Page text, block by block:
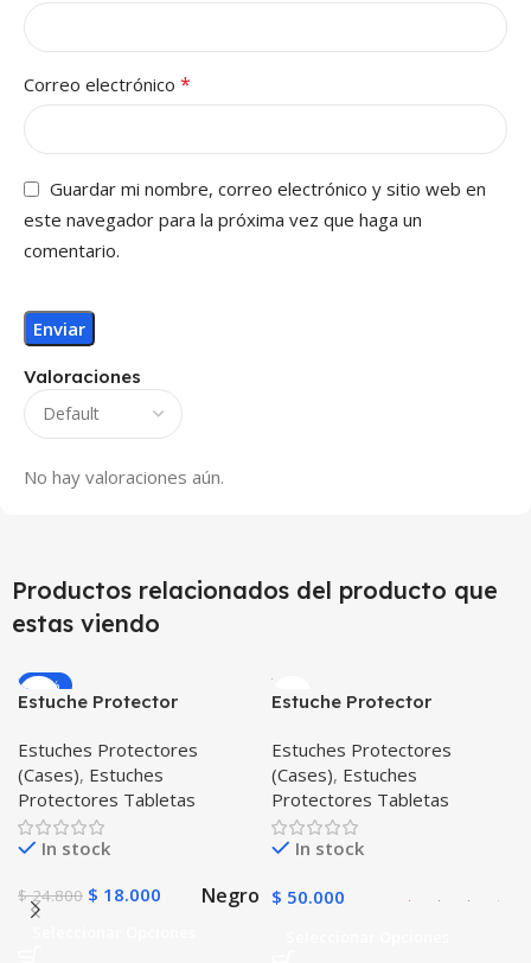
Valoraciones
No hay valoraciones aún.
Correo electrónico *
Guardar mi nombre, correo electrónico y sitio web en
este navegador para la próxima vez que haga un
comentario.
Productos relacionados del producto que
estas viendo
-27%
Estuche Protector
9.6″
Estuches Protectores
(Cases), Estuches
Protectores Tabletas
In stock
$24.800 $ 18.000 Negro
Estuche Protector
Generación de 10.2″
Estuches Protectores
(Cases), Estuches
Protectores Tabletas
In stock
$ 50.000